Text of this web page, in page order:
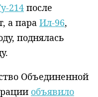
214 после
а пара Ил-96,
поднялась
Объединенной
объявило